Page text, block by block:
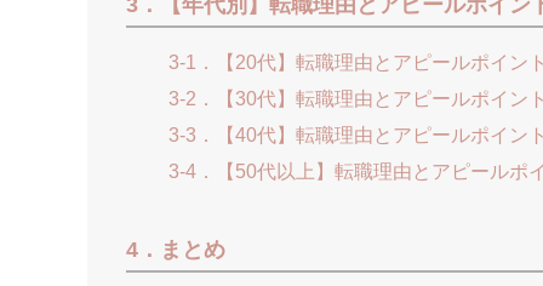
3．【年代別】転職理由とアピールポイン
3-1．【20代】転職理由とアピールポイント
3-2．【30代】転職理由とアピールポイント
3-3．【40代】転職理由とアピールポイント
3-4．【50代以上】転職理由とアピールポ
4．まとめ